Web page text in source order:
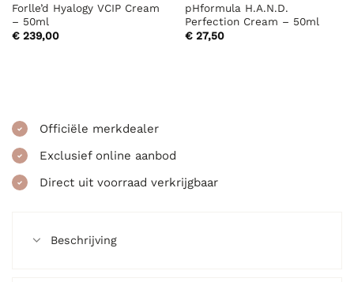
Forlle’d Hyalogy VCIP Cream
– 50ml
€239,00
pHformula H.A.N.D.
Perfection Cream – 50ml
€27,50
Officiële merkdealer
Exclusief online aanbod
Direct uit voorraad verkrijgbaar
Beschrijving